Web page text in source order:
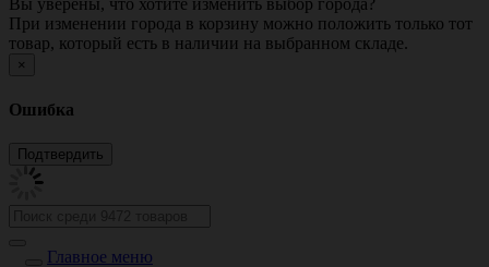
Вы уверены, что хотите изменить выбор города?
При изменении города в корзину можно положить только тот
товар, который есть в наличии на выбранном складе.
×
Ошибка
Главное меню